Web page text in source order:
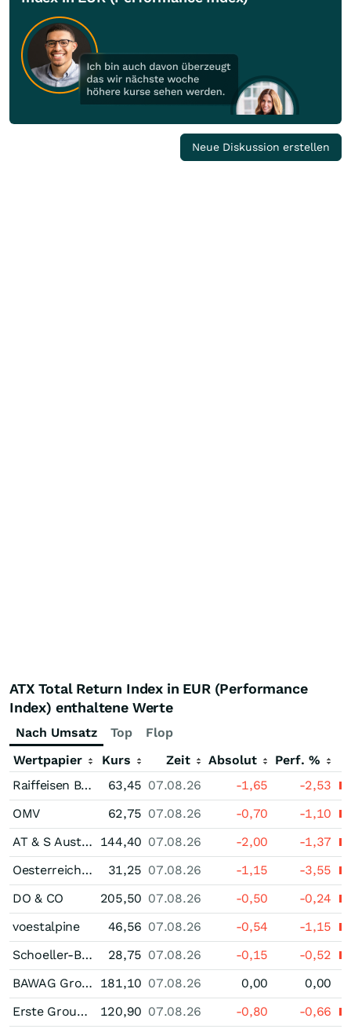
Neue Diskussion erstellen
ATX Total Return Index in EUR (Performance
Index) enthaltene Werte
Nach Umsatz Top
Flop
Wertpapier
Kurs Zeit Absolut
Perf. %
Raiffeisen Bank International
63,45 07.08.26 -1,65
-2,53
OMV
62,75 07.08.26 -0,70
-1,10
AT & S Austria Technologie & Systemtechnik
144,40 07.08.26 -2,00
-1,37
Oesterreichische Post
31,25 07.08.26 -1,15
-3,55
DO & CO
205,50 07.08.26 -0,50
-0,24
voestalpine
46,56 07.08.26 -0,54
-1,15
Schoeller-Bleckmann Oilfield Equipment
28,75 07.08.26 -0,15
-0,52
BAWAG Group
181,10 07.08.26 0,00
0,00
Erste Group Bank
120,90 07.08.26 -0,80
-0,66